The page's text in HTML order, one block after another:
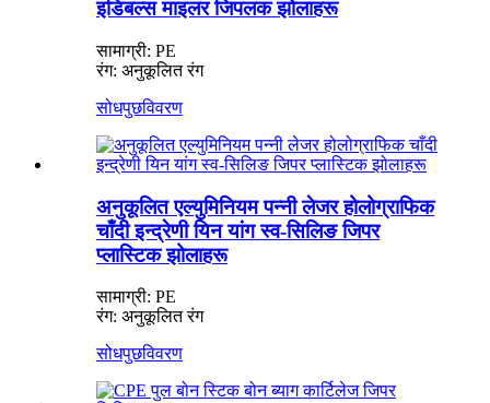
इडिबल्स माइलर जिपलक झोलाहरू
सामाग्री: PE
रंग: अनुकूलित रंग
सोधपुछविवरण
अनुकूलित एल्युमिनियम पन्नी लेजर होलोग्राफिक
चाँदी इन्द्रेणी यिन यांग स्व-सिलिङ जिपर
प्लास्टिक झोलाहरू
सामाग्री: PE
रंग: अनुकूलित रंग
सोधपुछविवरण